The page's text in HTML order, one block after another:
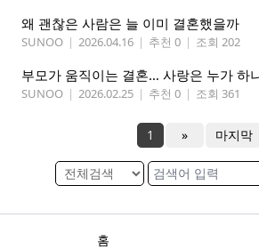
왜 괜찮은 사람은 늘 이미 결혼했을까
SUNOO | 2026.04.16 | 추천 0 | 조회 202
부모가 움직이는 결혼… 사랑은 누가 하
SUNOO | 2026.02.25 | 추천 0 | 조회 361
1 » 마지막
홈